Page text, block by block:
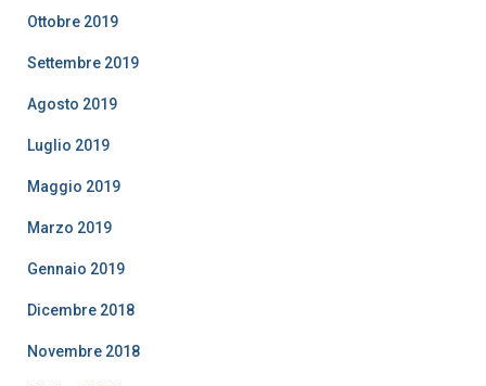
Ottobre 2019
Settembre 2019
Agosto 2019
Luglio 2019
Maggio 2019
Marzo 2019
Gennaio 2019
Dicembre 2018
Novembre 2018